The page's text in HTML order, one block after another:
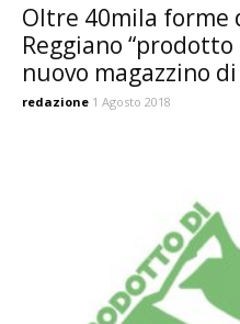
Oltre 40mila forme
Reggiano
nuovo magazzino
redazione 1 Agosto 2018